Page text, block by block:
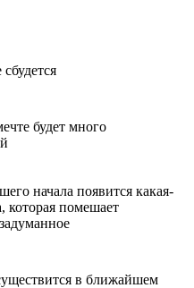
будет много
начала появится какая-
которая помешает
в ближайшем